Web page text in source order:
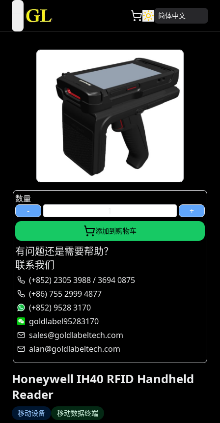
open navigation menu 简体中文
Honeywell IH40 RFID Handheld
Reader
移动设备 移动数据终端
数量
-
+
添加到购物车
有问题还是需要帮助？
联系我们
(+852) 2305 3988 / 3694 0875
(+86) 755 2999 4877
(+852) 9528 3170
goldlabel95283170
sales@goldlabeltech.com
alan@goldlabeltech.com